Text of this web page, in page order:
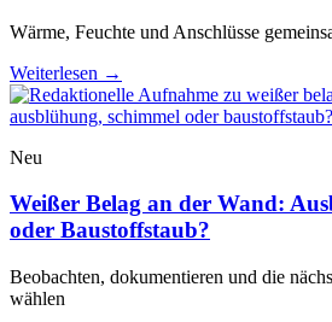
Wärme, Feuchte und Anschlüsse
Weiterlesen →
Neu
Weißer Belag an der Wand:
oder Baustoffstaub?
Beobachten, dokumentieren und die
wählen